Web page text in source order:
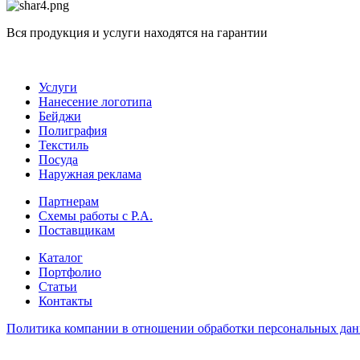
Вся продукция и услуги находятся на гарантии
Услуги
Нанесение логотипа
Бейджи
Полиграфия
Текстиль
Посуда
Наружная реклама
Партнерам
Схемы работы с Р.А.
Поставщикам
Каталог
Портфолио
Статьи
Контакты
Политика компании в отношении обработки персональных